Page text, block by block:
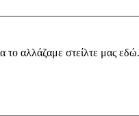
το αλλάζαμε στείλτε μας